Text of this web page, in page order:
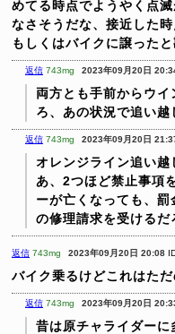
めてる時点でようやく点
なさそうだな、接近した
もしくはバイクに譲った
返信 743mg 2023年09月20日
両方とも手前からウイ
ろ、あの状況で追い越
返信 743mg 2023年09月20日
オレンジライン追い越
あ、2つほど禁止事項
ーが亡くなっても、罰
の修理請求を受けるだ
返信 743mg 2023年09月20日 20:08
バイク乗るけどこれはた
返信 743mg 2023年09月20日
昔は原チャライダー